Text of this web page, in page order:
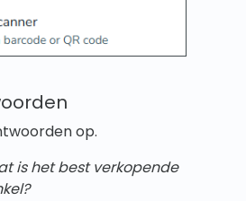
op.
is het best verkopende